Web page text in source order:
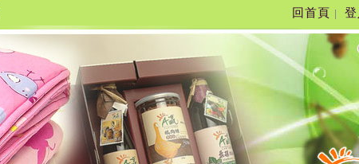
回首頁